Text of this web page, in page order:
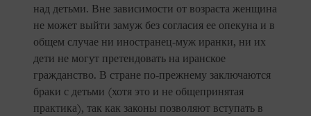
над детьми. Вне зависимости от возраста женщина
не может выйти замуж без согласия ее опекуна и в
общем случае ни иностранец-муж иранки, ни их
дети не могут претендовать на иранское
гражданство. В стране по-прежнему заключаются
браки с детьми (хотя это и не общепринятая
практика), так как законы позволяют вступать в